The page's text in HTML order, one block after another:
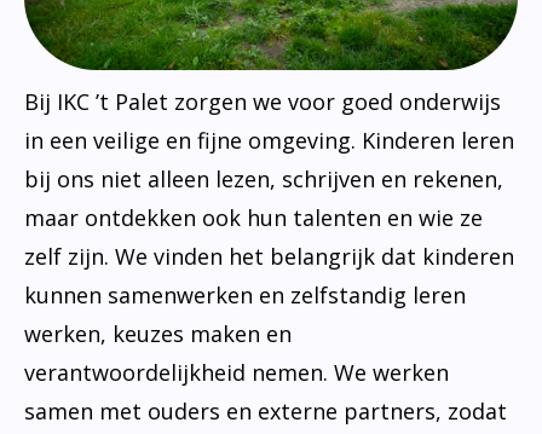
Bij IKC ’t Palet zorgen we voor goed onderwijs
in een veilige en fijne omgeving. Kinderen leren
bij ons niet alleen lezen, schrijven en rekenen,
maar ontdekken ook hun talenten en wie ze
zelf zijn. We vinden het belangrijk dat kinderen
kunnen samenwerken en zelfstandig leren
werken, keuzes maken en
verantwoordelijkheid nemen. We werken
samen met ouders en externe partners, zodat